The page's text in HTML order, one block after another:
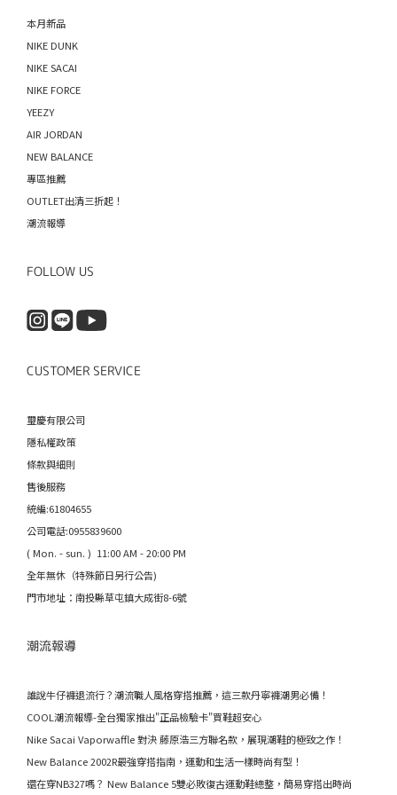
本月新品
NIKE DUNK
NIKE SACAI
NIKE FORCE
YEEZY
AIR JORDAN
NEW BALANCE
專區推薦
OUTLET出清三折起！
潮流報導
FOLLOW US
CUSTOMER SERVICE
璽慶有限公司
隱私權政策
條款與細則
售後服務
統編:61804655
公司電話:0955839600
( Mon. - sun. ) 11:00 AM - 20:00 PM
全年無休（特殊節日另行公告)
門市地址：南投縣草屯鎮大成街8-6號
潮流報導
誰說牛仔褲退流行？潮流職人風格穿搭推薦，這三款丹寧褲潮男必備！
COOL潮流報導-全台獨家推出"正品檢驗卡"買鞋超安心
Nike Sacai Vaporwaffle 對決 藤原浩三方聯名款，展現潮鞋的極致之作！
New Balance 2002R最強穿搭指南，運動和生活一樣時尚有型！
還在穿NB327嗎？ New Balance 5雙必敗復古運動鞋總整，簡易穿搭出時尚